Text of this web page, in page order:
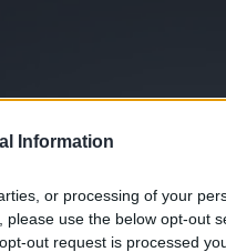
Information
or processing of your
use the below opt-out
out request is processed